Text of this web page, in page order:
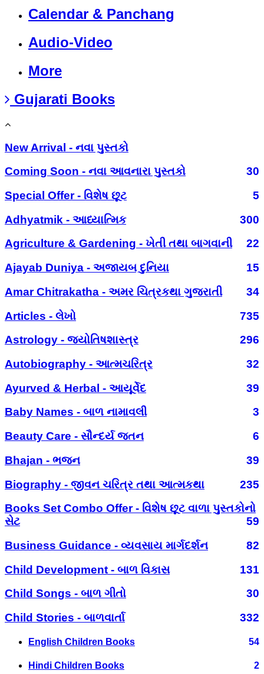
Calendar & Panchang
Audio-Video
More
Gujarati Books
New Arrival - નવા પુસ્તકો
Coming Soon - નવા આવનારા પુસ્તકો
30
Special Offer - વિશેષ છૂટ
5
Adhyatmik - આધ્યાત્મિક
300
Agriculture & Gardening - ખેતી તથા બાગવાની
22
Ajayab Duniya - અજાયબ દુનિયા
15
Amar Chitrakatha - અમર ચિત્રકથા ગુજરાતી
34
Articles - લેખો
735
Astrology - જ્યોતિષશાસ્ત્ર
296
Autobiography - આત્મચરિત્ર
32
Ayurved & Herbal - આયૂર્વેદ
39
Baby Names - બાળ નામાવલી
3
Beauty Care - સૌન્દર્ય જતન
6
Bhajan - ભજન
39
Biography - જીવન ચરિત્ર તથા આત્મકથા
235
Books Set Combo Offer - વિશેષ છૂટ વાળા પુસ્તકોનો
સેટ
59
Business Guidance - વ્યવસાય માર્ગદર્શન
82
Child Development - બાળ વિકાસ
131
Child Songs - બાળ ગીતો
30
Child Stories - બાળવાર્તા
332
English Children Books 54
Hindi Children Books 2